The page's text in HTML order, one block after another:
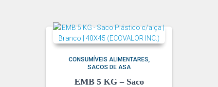
CONSUMÍVEIS ALIMENTARES
SACOS DE ASA
EMB 5 KG – Saco